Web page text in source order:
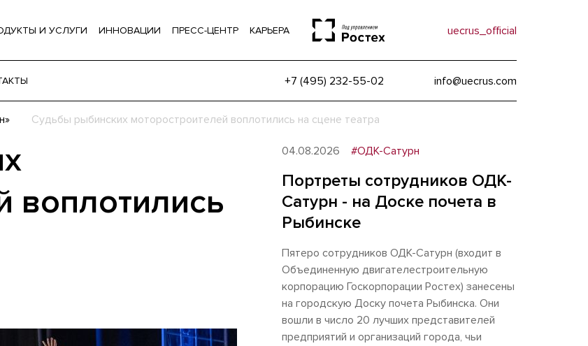
И УСЛУГИ ИННОВАЦИИ ПРЕСС-ЦЕНТР КАРЬЕРА uecrus_official
+7 (495) 232-55-02 info@uecrus.com
Судьбы рыбинских моторостроителей воплотились на сцене театра
воплотились
04.08.2026 #ОДК-Сатурн
Портреты сотрудников ОДК-
Сатурн - на Доске почета в
Рыбинске
Пятеро сотрудников ОДК-Сатурн (входит в
Объединенную двигателестроительную
корпорацию Госкорпорации Ростех) занесены
на городскую Доску почета Рыбинска. Они
вошли в число 20 лучших представителей
предприятий и организаций города, чьи